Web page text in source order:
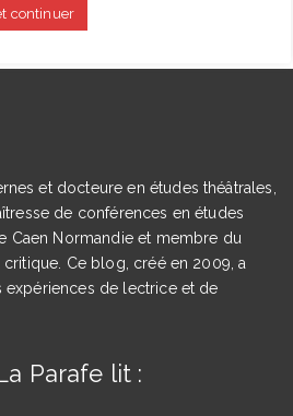
et docteure en études théâtrales,
de conférences en études
Caen Normandie et membre du
Ce blog, créé en 2009, a
de lectrice et de
Parafe lit :
continuer